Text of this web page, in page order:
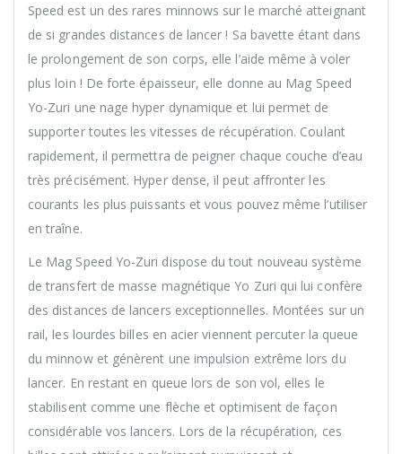
Speed est un des rares minnows sur le marché atteignant
de si grandes distances de lancer ! Sa bavette étant dans
le prolongement de son corps, elle l’aide même à voler
plus loin ! De forte épaisseur, elle donne au Mag Speed
Yo-Zuri une nage hyper dynamique et lui permet de
supporter toutes les vitesses de récupération. Coulant
rapidement, il permettra de peigner chaque couche d’eau
très précisément. Hyper dense, il peut affronter les
courants les plus puissants et vous pouvez même l’utiliser
en traîne.
Le Mag Speed Yo-Zuri dispose du tout nouveau système
de transfert de masse magnétique Yo Zuri qui lui confère
des distances de lancers exceptionnelles. Montées sur un
rail, les lourdes billes en acier viennent percuter la queue
du minnow et génèrent une impulsion extrême lors du
lancer. En restant en queue lors de son vol, elles le
stabilisent comme une flèche et optimisent de façon
considérable vos lancers. Lors de la récupération, ces